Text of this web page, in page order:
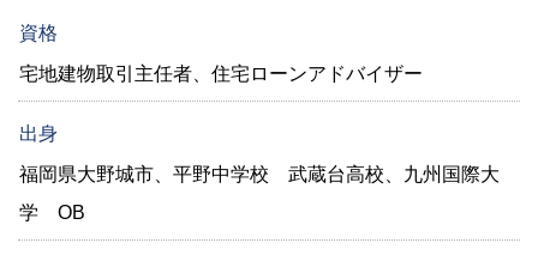
資格
宅地建物取引主任者、住宅ローンアドバイザー
出身
福岡県大野城市、平野中学校 武蔵台高校、九州国際大
学 OB